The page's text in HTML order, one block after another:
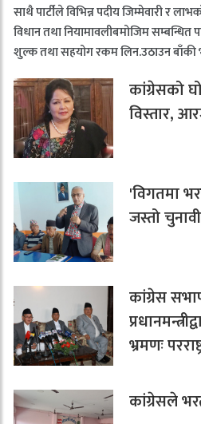
साथै पार्टीले विभिन्न पदीय जिम्मेवारी र
विधान तथा नियामावलीबमोजिम सम्बन्धित
शुल्क तथा सहयोग रकम लिन.उठाउन बाँकी
कांग्रेसको
विस्तार,
'विगतमा
जस्तो
कांग्रेस
भ्रमणः
कांग्रेसले